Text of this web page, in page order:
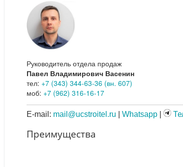
Руководитель отдела продаж
Павел Владимирович Васенин
тел: +7 (343) 344-63-36 (вн. 607)
моб: +7 (962) 316-16-17
E-mail: mail@ucstroitel.ru Whatsapp
Преимущества